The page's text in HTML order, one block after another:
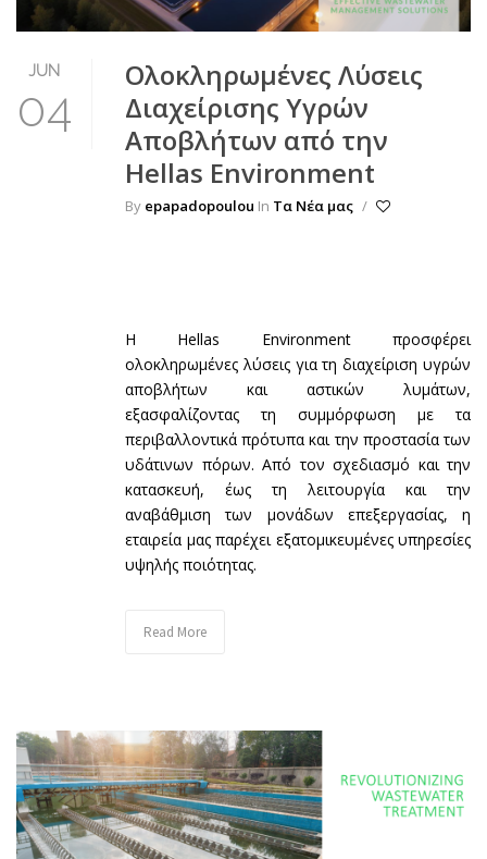
JUN
04
Ολοκληρωμένες Λύσεις
Διαχείρισης Υγρών
Αποβλήτων από την
Hellas Environment
By epapadopoulou In Τα Νέα μας /
Η Hellas Environment προσφέρει
ολοκληρωμένες λύσεις για τη διαχείριση υγρών
αποβλήτων και αστικών λυμάτων,
εξασφαλίζοντας τη συμμόρφωση με τα
περιβαλλοντικά πρότυπα και την προστασία των
υδάτινων πόρων. Από τον σχεδιασμό και την
κατασκευή, έως τη λειτουργία και την
αναβάθμιση των μονάδων επεξεργασίας, η
εταιρεία μας παρέχει εξατομικευμένες υπηρεσίες
υψηλής ποιότητας.
Read More